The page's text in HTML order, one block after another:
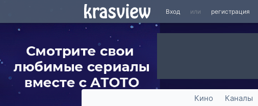
Вход или регистрация
Кино Каналы